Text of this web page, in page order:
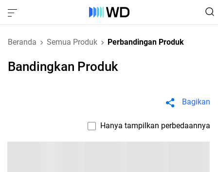
Beranda Semua Produk Perbandingan Produk
Bandingkan Produk
Bagikan
Hanya tampilkan perbedaannya